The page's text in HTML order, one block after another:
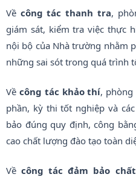
Về công tác thanh tra,
giám sát, kiểm tra việc thực
nội bộ của Nhà trường nhằm
những sai sót trong quá trình
Về công tác khảo thí, phòng
phần, kỳ thi tốt nghiệp và
bảo đúng quy định, công
cao chất lượng đào tạo toàn
Vềcông tác đảm bảo